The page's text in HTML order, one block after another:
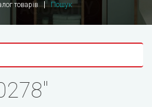
товарів Пошук